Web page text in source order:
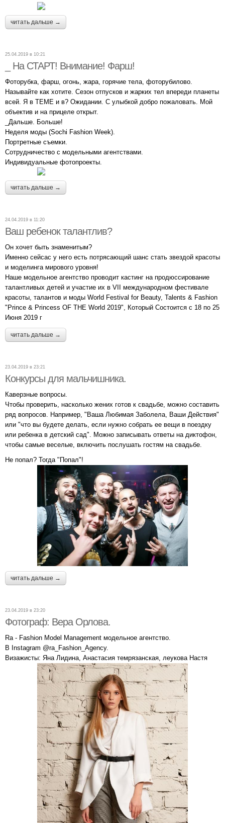
читать дальше →
25.04.2019 в 10:21
_ На СТАРТ! Внимание! Фарш!
Фоторубка, фарш, огонь, жара, горячие тела, фоторубилово.
Называйте как хотите. Сезон отпусков и жарких тел впереди планеты
всей. Я в ТЕМЕ и в? Ожидании. С улыбкой добро пожаловать. Мой
объектив и на прицеле открыт.
_Дальше. Больше!
Неделя моды (Sochi Fashion Week).
Портретные съемки.
Сотрудничество с модельными агентствами.
Индивидуальные фотопроекты.
читать дальше →
24.04.2019 в 11:20
Ваш ребенок талантлив?
Он хочет быть знаменитым?
Именно сейсас у него есть потрясающий шанс стать звездой красоты
и моделинга мирового уровня!
Наше модельное агентство проводит кастинг на продюссирование
талантливых детей и участие их в VII международном фестивале
красоты, талантов и моды World Festival for Beauty, Talents & Fashion
"Prince & Princess OF THE World 2019", Который Состоится с 18 по 25
Июня 2019 г
читать дальше →
23.04.2019 в 23:21
Конкурсы для мальчишника.
Каверзные вопросы.
Чтобы проверить, насколько жених готов к свадьбе, можно составить
ряд вопросов. Например, "Ваша Любимая Заболела, Ваши Действия"
или "что вы будете делать, если нужно собрать ее вещи в поездку
или ребенка в детский сад". Можно записывать ответы на диктофон,
чтобы самые веселые, включить послушать гостям на свадьбе.
Не попал? Тогда "Попал"!
читать дальше →
23.04.2019 в 23:20
Фотограф: Вера Орлова.
Ra - Fashion Model Management модельное агентство.
В Instagram @ra_Fashion_Agency.
Визажисты: Яна Лидина, Анастасия темрязанская, леукова Настя